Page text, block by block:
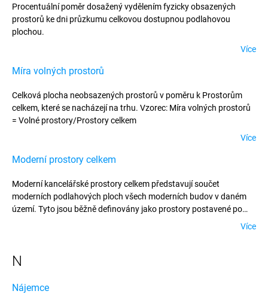
Procentuální poměr dosažený vydělením fyzicky obsazených
prostorů ke dni průzkumu celkovou dostupnou podlahovou
plochou.
Více
Míra volných prostorů
Celková plocha neobsazených prostorů v poměru k Prostorům
celkem, které se nacházejí na trhu. Vzorec: Míra volných prostorů
= Volné prostory/Pros­tory celkem
Více
Moderní prostory celkem
Moderní kancelářské prostory celkem představují součet
moderních podlahových ploch všech moderních budov v daném
území. Tyto jsou běžně definovány jako prostory postavené po
určitém datu. Definice prostorů častokrát obsahuje i další kritéria,Více
N
Nájemce